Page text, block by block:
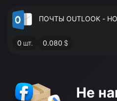
ПОЧТЫ OUTLOOK -
0 шт. 0.080 $
Не